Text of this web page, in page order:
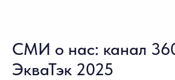
СМИ о нас: канал
ЭкваТэк 2025